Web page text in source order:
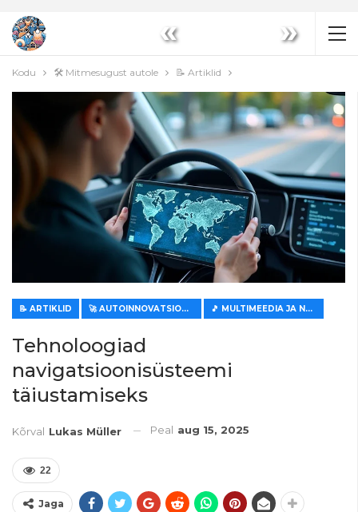
« »
Kodu 🛠️ Mitmesugust autole 📝 Artiklid
📝 ARTIKLID 🚀 AUTOINNOVATSIOONID 🎵 MULTIMEEDIA JA NAVIGATSIOON
Tehnoloogiad
navigatsioonisüsteemi
täiustamiseks
Kõrval Lukas Müller Peal aug 15, 2025
22
Jaga